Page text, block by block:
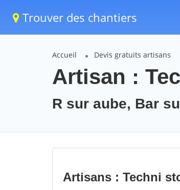
Trouver des chantiers
Accueil Devis gratuits artisans
Artisan :
R sur aube, Bar
Artisans : Techni